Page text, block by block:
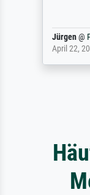
Jürgen@
April 22,